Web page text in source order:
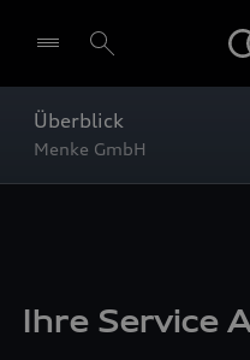
Überblick
Menke GmbH